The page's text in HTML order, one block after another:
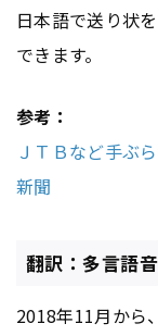
日本語で送り状
できます。
参考：
ＪＴＢなど手ぶ
新聞
翻訳：多言語
2018年11月から